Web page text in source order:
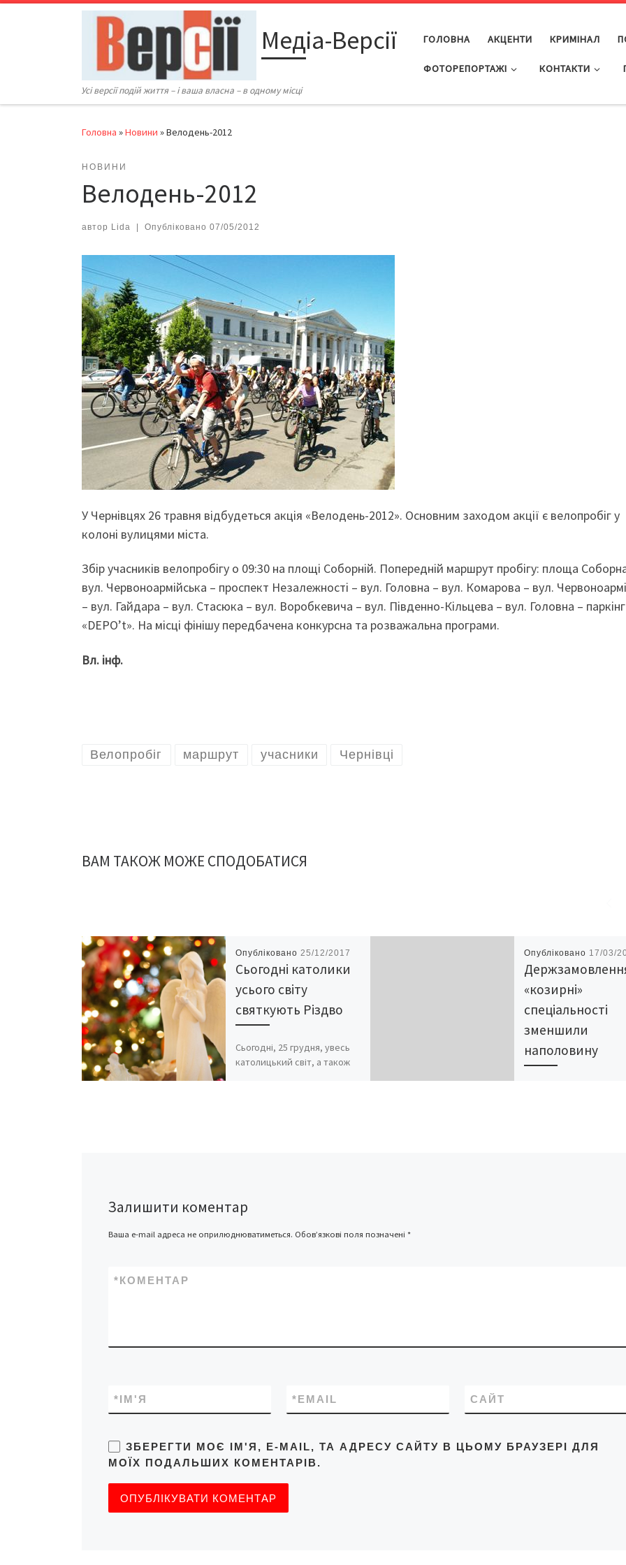
Перейти до вмісту
Медіа-Версії
Усі версії подій життя – і ваша власна – в одному місці
ГОЛОВНА АКЦЕНТИ КРИМІНАЛ
ФОТОРЕПОРТАЖІ КОНТАКТИ
Головна »Новини »Велодень-2012
НОВИНИ
Велодень-2012
автор Lida Опубліковано 07/05/2012
У Чернівцях 26 травня відбудеться акція «Велодень-2012». Основним заходом акції є велопробіг у
колоні вулицями міста.
Збір учасників велопробігу о 09:30 на площі Соборній. Попередній маршрут пробігу: площа
вул. Червоноармійська – проспект Незалежності – вул. Головна – вул. Комарова – вул.
– вул. Гайдара – вул. Стасюка – вул. Воробкевича – вул. Південно-Кільцева – вул. Головна –
«DEPO’t». На місці фінішу передбачена конкурсна та розважальна програми.
Вл. інф.
Велопробіг маршрут учасники Чернівці
ВАМ ТАКОЖ МОЖЕ СПОДОБАТИСЯ
Опубліковано 25/12/2017
Сьогодні католики
усього світу
святкують Різдво
Сьогодні, 25 грудня, увесь
католицький світ, а також
Опубліковано 17/03/
«козирні»
спеціальності
зменшили
наполовину
Залишити коментар
Ваша e-mail адреса не оприлюднюватиметься. Обов’язкові поля позначені *
КОМЕНТАР
*
ІМ'Я
* EMAIL
* САЙТ
ЗБЕРЕГТИ МОЄ ІМ'Я, E-MAIL, ТА АДРЕСУ САЙТУ В ЦЬОМУ БРАУЗЕРІ ДЛЯ
МОЇХ ПОДАЛЬШИХ КОМЕНТАРІВ.